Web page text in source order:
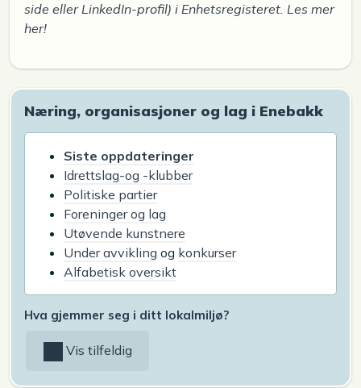
side eller LinkedIn-profil) i Enhetsregisteret. Les mer
her!
Næring, organisasjoner og lag i Enebakk
Siste oppdateringer
Idrettslag-og -klubber
Politiske partier
Foreninger og lag
Utøvende kunstnere
Under avvikling og konkurser
Alfabetisk oversikt
Hva gjemmer seg i ditt lokalmiljø?
Vis tilfeldig